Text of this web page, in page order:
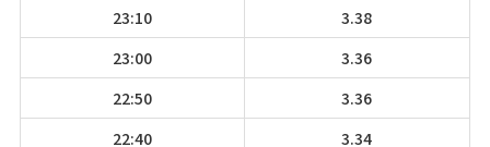
23:10
3.38
23:00
3.36
22:50
3.36
22:40
3.34